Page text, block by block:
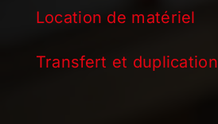
Location de matériel
Transfert et duplication